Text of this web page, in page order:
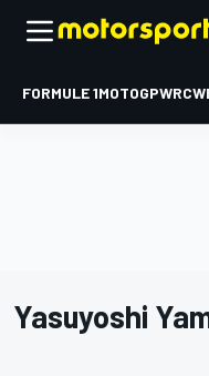
FORMULE 1MOTOGPWRC
Yasuyoshi